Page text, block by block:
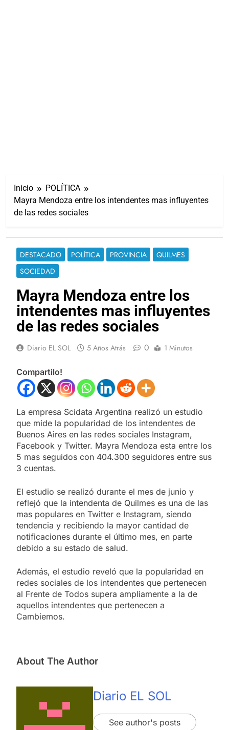
Inicio
POLÍTICA
Mayra Mendoza entre los intendentes mas influyentes
de las redes sociales
DESTACADO POLÍTICA PROVINCIA
QUILMES
SOCIEDAD
Mayra Mendoza entre los
intendentes mas influyentes
de las redes sociales
Diario EL SOL 5 Años Atrás 0 1 Minutos
Compartilo!
La empresa Scidata Argentina realizó un estudio
que mide la popularidad de los intendentes de
Buenos Aires en las redes sociales Instagram,
Facebook y Twitter. Mayra Mendoza esta entre los
5 mas seguidos con 404.300 seguidores entre sus
3 cuentas.
El estudio se realizó durante el mes de junio y
reflejó que la intendenta de Quilmes es una de las
mas populares en Twitter e Instagram, siendo
tendencia y recibiendo la mayor cantidad de
notificaciones durante el último mes, en parte
debido a su estado de salud.
Además, el estudio reveló que la popularidad en
redes sociales de los intendentes que pertenecen
al Frente de Todos supera ampliamente a la de
aquellos intendentes que pertenecen a
Cambiemos.
About The Author
Diario EL SOL
See author's posts